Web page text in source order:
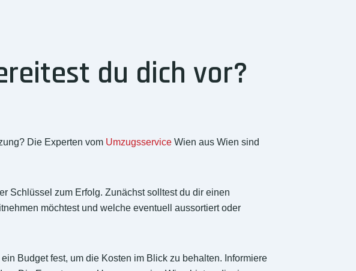
du dich vor?
Die Experten vom Umzugsservice Wien aus Wien sind
Schlüssel zum Erfolg. Zunächst solltest du dir einen
möchtest und welche eventuell aussortiert oder
Budget fest, um die Kosten im Blick zu behalten. Informiere